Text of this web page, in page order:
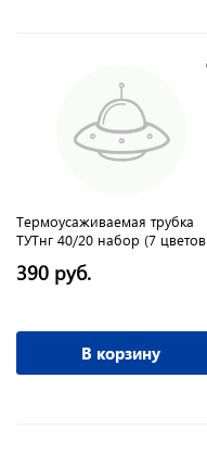
Термоусаживаемая трубка
ТУТнг 40/20 набор (7 цветов
390 руб.
В корзину